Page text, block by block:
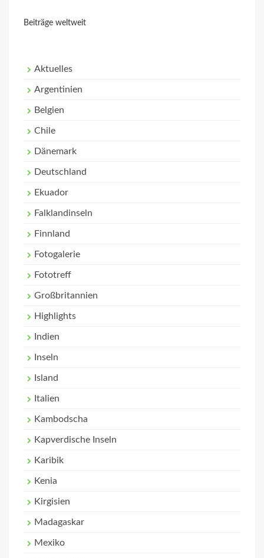
Beiträge weltweit
Aktuelles
Argentinien
Belgien
Chile
Dänemark
Deutschland
Ekuador
Falklandinseln
Finnland
Fotogalerie
Fototreff
Großbritannien
Highlights
Indien
Inseln
Island
Italien
Kambodscha
Kapverdische Inseln
Karibik
Kenia
Kirgisien
Madagaskar
Mexiko